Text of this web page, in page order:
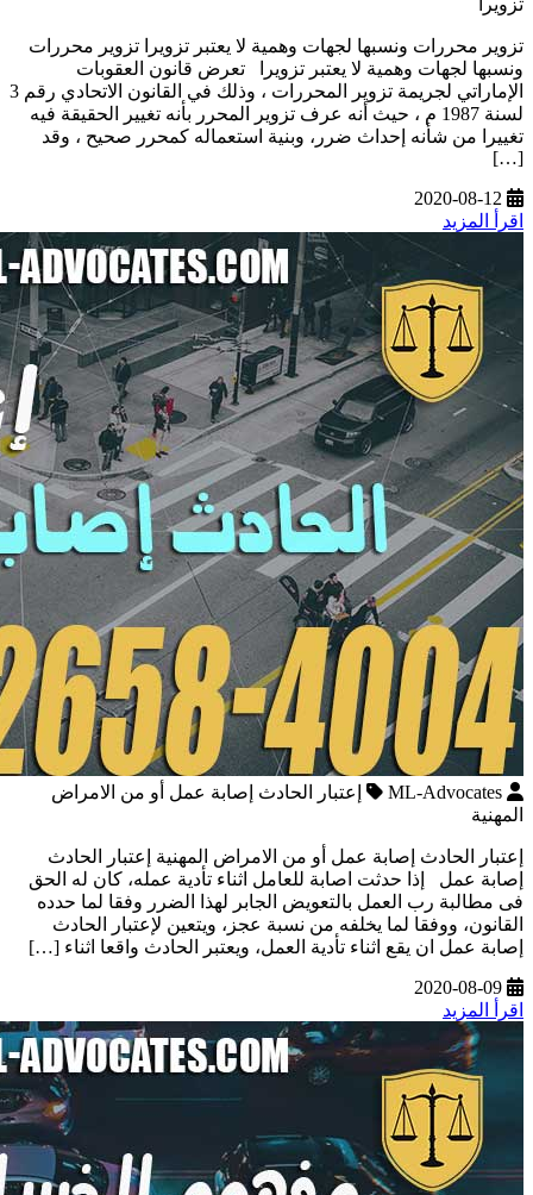
تزوير محررات ونسبها لجهات وهمية لا يعتبر تزويرا تزوير محررات
ونسبها لجهات وهمية لا يعتبر تزويرا تعرض قانون العقوبات
الإماراتي لجريمة تزوير المحررات ، وذلك في القانون الاتحادي رقم 3
لسنة 1987 م ، حيث أنه عرف تزوير المحرر بأنه تغيير الحقيقة فيه
تغييرا من شأنه إحداث ضرر، وبنية استعماله كمحرر صحيح ، وقد
[…]
2020-08-12
اقرأ المزيد
ML-Advocates
إعتبار الحادث إصابة عمل أو من الامراض
المهنية
إعتبار الحادث إصابة عمل أو من الامراض المهنية إعتبار الحادث
إصابة عمل إذا حدثت اصابة للعامل اثناء تأدية عمله، كان له الحق
فى مطالبة رب العمل بالتعويض الجابر لهذا الضرر وفقا لما حدده
القانون، ووفقا لما يخلفه من نسبة عجز، ويتعين لإعتبار الحادث
إصابة عمل ان يقع اثناء تأدية العمل، ويعتبر الحادث واقعا اثناء […]
2020-08-09
اقرأ المزيد